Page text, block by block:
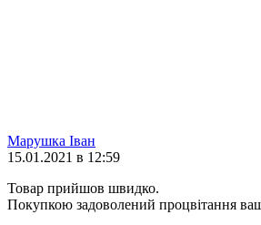
Марушка Іван
15.01.2021 в 12:59
Товар прийшов швидко.
Покупкою задоволений процвітання